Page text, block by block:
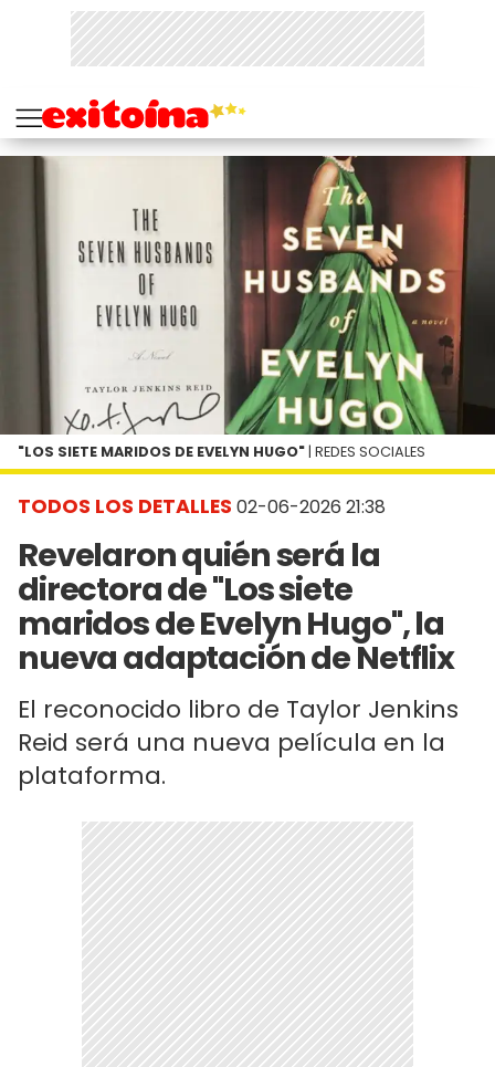
TODOS LOS DETALLES 02-06-2026 21:38
Revelaron quién será la
directora de "Los siete
maridos de Evelyn Hugo", la
nueva adaptación de Netflix
El reconocido libro de Taylor Jenkins
Reid será una nueva película en la
plataforma.
"LOS SIETE MARIDOS DE EVELYN HUGO" | REDES SOCIALES